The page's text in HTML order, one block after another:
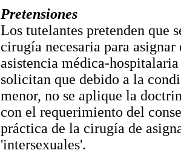
Pretensiones
Los tutelantes pretenden que
cirugía necesaria para
asistencia médica-
solicitan que debido a la
menor, no se aplique la
con el requerimiento del
práctica de la cirugía de
'intersexuales'.